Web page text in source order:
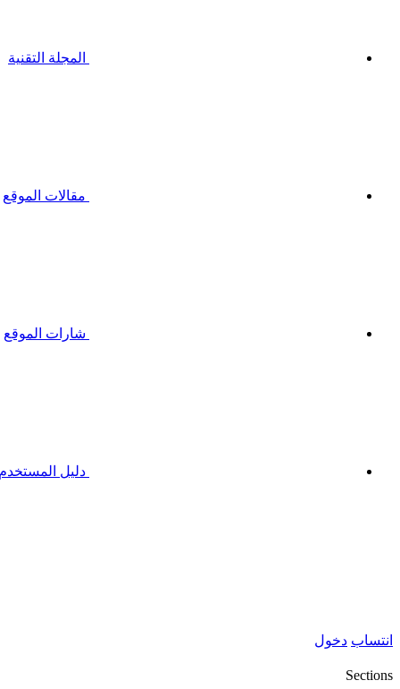
المجلة التقنية
مقالات الموقع
شارات الموقع
دليل المستخدم
انتساب دخول
Sections